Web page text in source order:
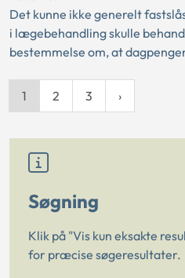
Det kunne ikke generelt
i lægebehandling skulle
bestemmelse om, at
1 2 3
Søgning
Klik på "Vis kun eksakte
for præcise søgeresultater.